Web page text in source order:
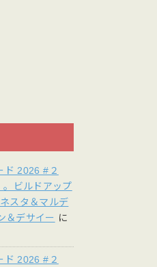
ド 2026 #２
。ビルドアップ
スタ＆マルデ
＆デサイー に
ド 2026 #２